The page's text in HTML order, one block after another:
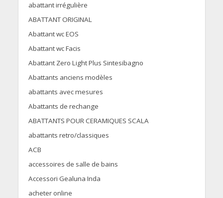
abattant irrégulière
ABATTANT ORIGINAL
Abattant wc EOS
Abattant wc Facis
Abattant Zero Light Plus Sintesibagno
Abattants anciens modèles
abattants avec mesures
Abattants de rechange
ABATTANTS POUR CERAMIQUES SCALA
abattants retro/classiques
ACB
accessoires de salle de bains
Accessori Gealuna Inda
acheter online